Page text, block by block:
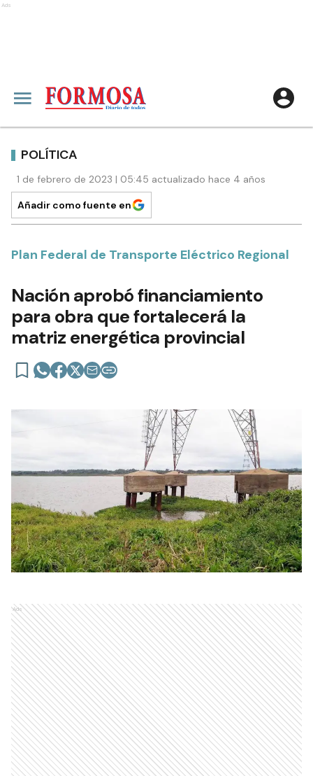
Ads
POLÍTICA
1 de febrero de 2023 | 05:45 actualizado hace 4 años
Añadir como fuente en
Plan Federal de Transporte Eléctrico Regional
Nación aprobó financiamiento
para obra que fortalecerá la
matriz energética provincial
Ads